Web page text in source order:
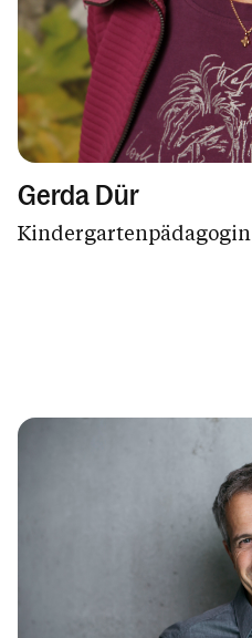
Gerda Dür
Kindergartenpädagogin